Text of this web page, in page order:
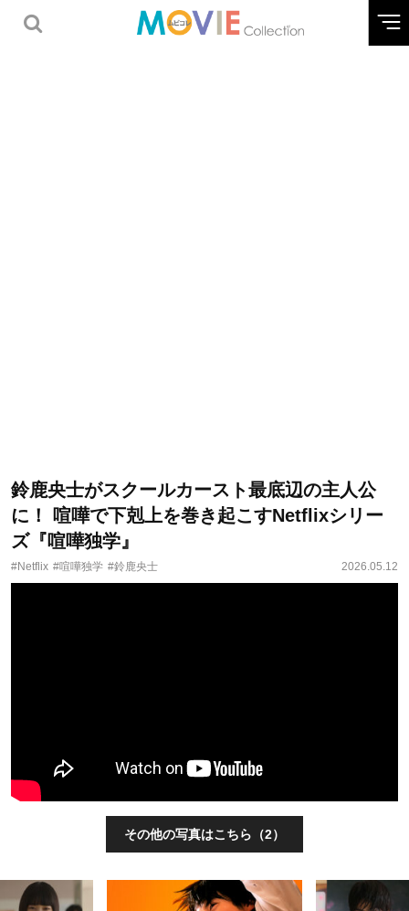
鈴鹿央士がスクールカースト最底辺の主人公
に！ 喧嘩で下剋上を巻き起こすNetflixシリー
ズ『喧嘩独学』
#Netflix #喧嘩独学 #鈴鹿央士 2026.05.12
その他の写真はこちら（2）